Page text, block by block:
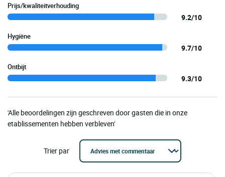
Prijs/kwaliteitverhouding
9.2/10
Hygiëne
9.7/10
Ontbijt
9.3/10
'Alle beoordelingen zijn geschreven door gasten die in onze
etablissementen hebben verbleven'
Trier par